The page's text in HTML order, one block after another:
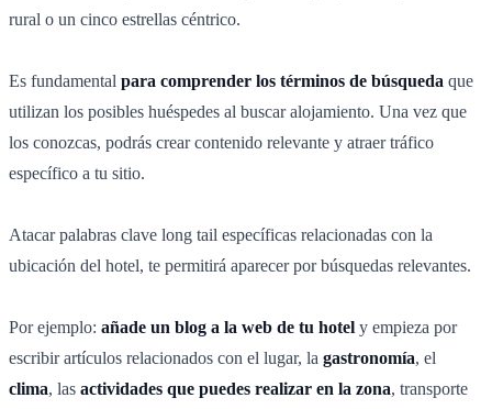
rural o un cinco estrellas céntrico.
Es fundamental para comprender los términos de búsqueda que
utilizan los posibles huéspedes al buscar alojamiento. Una vez que
los conozcas, podrás crear contenido relevante y atraer tráfico
específico a tu sitio.
Atacar palabras clave long tail específicas relacionadas con la
ubicación del hotel, te permitirá aparecer por búsquedas relevantes.
Por ejemplo: añade un blog a la web de tu hotel y empieza por
escribir artículos relacionados con el lugar, la gastronomía, el
clima, las actividades que puedes realizar en la zona, transporte